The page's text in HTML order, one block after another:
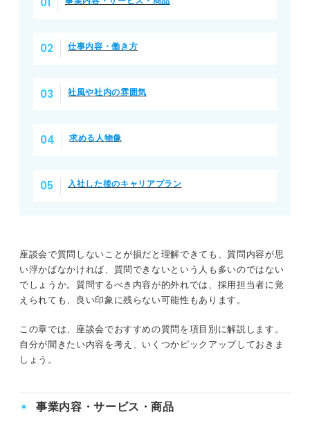
仕事内容・働き方
社風や社内の雰囲気
求める人物像
入社した後のキャリアプラン
座談会で質問しないことが損だと理解できても、質問内容が思
い浮かばなかければ、質問できないという人も多いのではない
でしょうか。質問するべき内容が的外れでは、採用担当者に覚
えられても、良い印象に残らない可能性もあります。
この章では、座談会でおすすめの質問を項目別に解説します。
自分が聞きたい内容を考え、いくつかピックアップしておきま
しょう。
事業内容・サービス・商品